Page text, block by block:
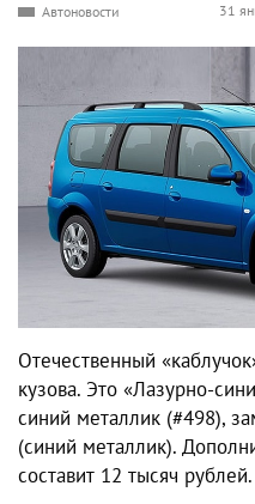
Автоновости 31
Отечественный
кузова. Это «Лазурно-
синий металлик (#498),
(синий металлик).
составит 12 тысяч рублей.